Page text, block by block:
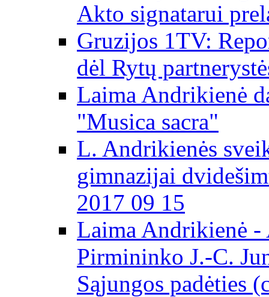
Akto signatarui
Gruzijos 1TV:
dėl Rytų
Laima Andrikienė
"Musica sacra"
L. Andrikienės
gimnazijai
2017 09 15
Laima Andrikienė
Pirmininko J.-C.
Sąjungos padėties